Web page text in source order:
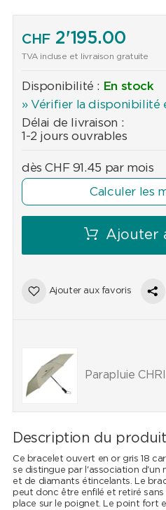
CHF2'195.00
TVA incluse et livraison gratuite
Disponibilité : En stock
» Vérifier la disponibilité
Délai de livraison :
1-2 jours ouvrables
dèsCHF 91.45 par mois
Calculer les
Ajouter
Ajouter aux favoris
Parapluie
Description du produit
Ce bracelet ouvert en or gris 18
se distingue par l'association d'un
et de diamants étincelants. Le
peut donc être enfilé et retiré
place sur le poignet. Le point fort